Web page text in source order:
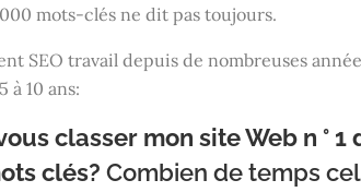
mots-clés ne dit pas toujours.
SEO travail depuis de nombreuses
à 10 ans:
classer mon site Web n °
clés? Combien de temps